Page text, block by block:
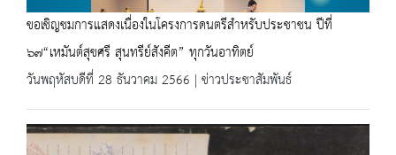
ขอเชิญชมการแสดงเนื่องในโครงการดนตรีสำหรับประชาชน ปีที่
๖๗“เหมันต์สุขศรี สุนทรีย์สังคีต” ทุกวันอาทิตย์
วันพฤหัสบดีที่ 28 ธันวาคม 2566 | ข่าวประชาสัมพันธ์